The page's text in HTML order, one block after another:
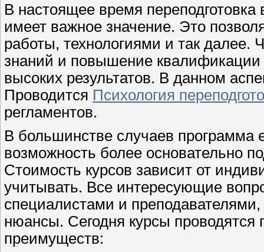
В настоящее время
имеет важное значение. Это
работы, технологиями и так далее.
знаний и повышение квалификации
высоких результатов. В данном
Проводится Психология
регламентов.
В большинстве случаев программа
возможность более основательно
Стоимость курсов зависит от
учитывать. Все интересующие
специалистами и
нюансы. Сегодня курсы проводятся
преимуществ: